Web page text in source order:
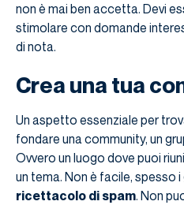
non è mai ben accetta. Devi
stimolare con domande
di nota.
Crea una tua
Un aspetto essenziale per
fondare una community, un
Ovvero un luogo dove puoi
un tema. Non è facile, spesso
ricettacolo di spam. Non